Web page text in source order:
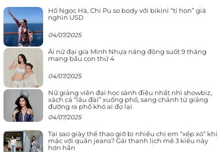
Hồ Ngọc Hà, Chi Pu so body với bikini “tí hon” giá
nghìn USD
04/07/2025
Ái nữ đại gia Minh Nhựa năng động suốt 9 tháng
mang bầu con thứ 4
04/07/2025
Nữ giảng viên đại học sành điệu nhất nhì showbiz,
xách cả “lâu đài” xuống phố, sang chảnh từ giảng
đường ra phố khó ai đọ lại
04/07/2025
Tại sao giày thể thao giờ bị nhiều chị em “xếp xó” khi
mặc với quần jeans? Gái thanh lịch mê 3 kiểu này
hơn hẳn